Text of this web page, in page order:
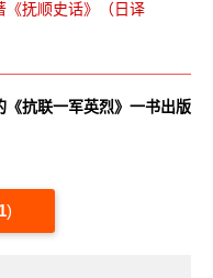
《抚顺史话》（日译
抗联一军英烈》一书出版
1)